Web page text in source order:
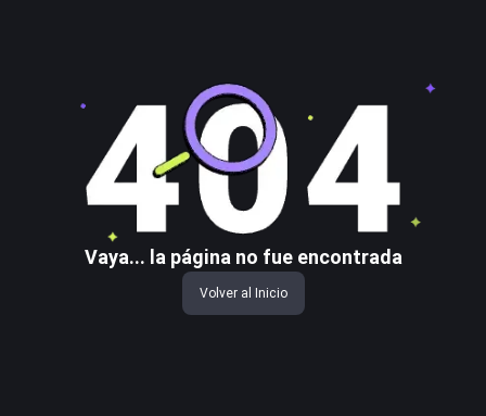
Vaya... la página no fue encontrada
Volver al Inicio